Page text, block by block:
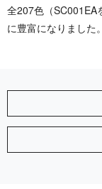
全207色（SC001EA
に豊富になりました。